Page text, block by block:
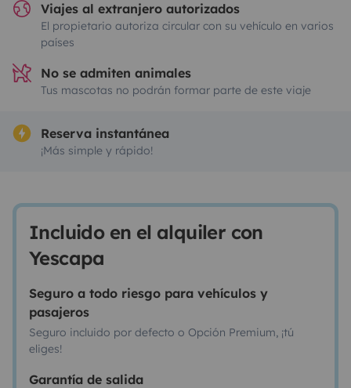
Viajes al extranjero autorizados
El propietario autoriza circular con su vehículo en varios
países
No se admiten animales
Tus mascotas no podrán formar parte de este viaje
Reserva instantánea
¡Más simple y rápido!
Incluido en el alquiler con
Yescapa
Seguro a todo riesgo para vehículos y
pasajeros
Seguro incluido por defecto o Opción Premium, ¡tú
eliges!
Garantía de salida